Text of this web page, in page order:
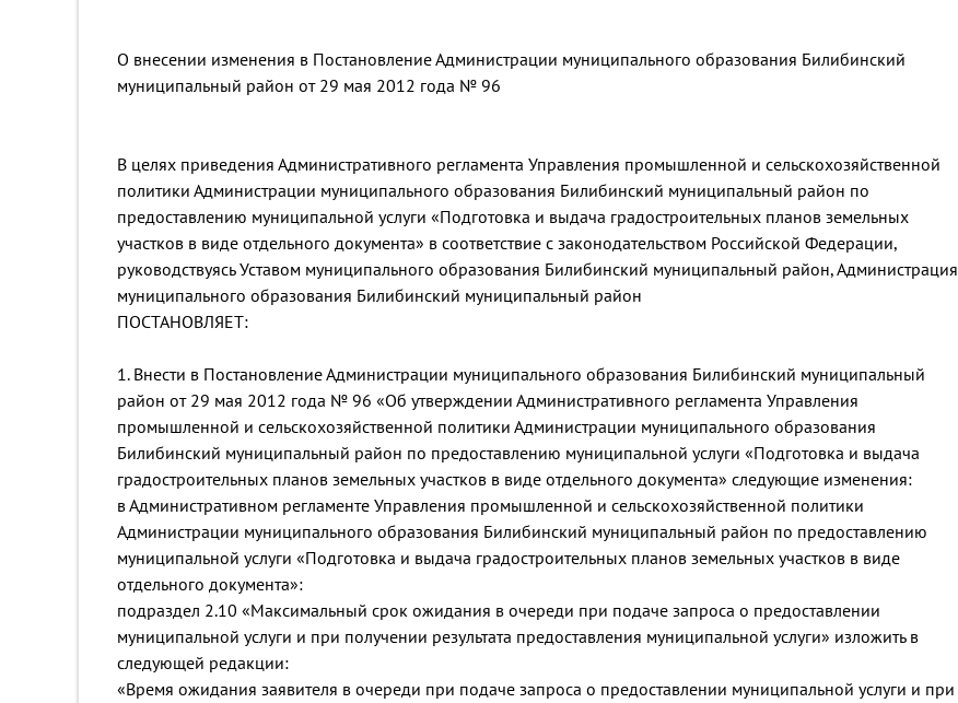
О внесении изменения в Постановление Администрации муниципального образования Билибинский
муниципальный район от 29 мая 2012 года № 96
В целях приведения Административного регламента Управления промышленной и сельскохозяйственной
политики Администрации муниципального образования Билибинский муниципальный район по
предоставлению муниципальной услуги «Подготовка и выдача градостроительных планов земельных
участков в виде отдельного документа» в соответствие с законодательством Российской Федерации,
руководствуясь Уставом муниципального образования Билибинский муниципальный район, Администрация
муниципального образования Билибинский муниципальный район
ПОСТАНОВЛЯЕТ:
1. Внести в Постановление Администрации муниципального образования Билибинский муниципальный
район от 29 мая 2012 года № 96 «Об утверждении Административного регламента Управления
промышленной и сельскохозяйственной политики Администрации муниципального образования
Билибинский муниципальный район по предоставлению муниципальной услуги «Подготовка и выдача
градостроительных планов земельных участков в виде отдельного документа» следующие изменения:
в Административном регламенте Управления промышленной и сельскохозяйственной политики
Администрации муниципального образования Билибинский муниципальный район по предоставлению
муниципальной услуги «Подготовка и выдача градостроительных планов земельных участков в виде
отдельного документа»:
подраздел 2.10 «Максимальный срок ожидания в очереди при подаче запроса о предоставлении
муниципальной услуги и при получении результата предоставления муниципальной услуги» изложить в
следующей редакции:
«Время ожидания заявителя в очереди при подаче запроса о предоставлении муниципальной услуги и при